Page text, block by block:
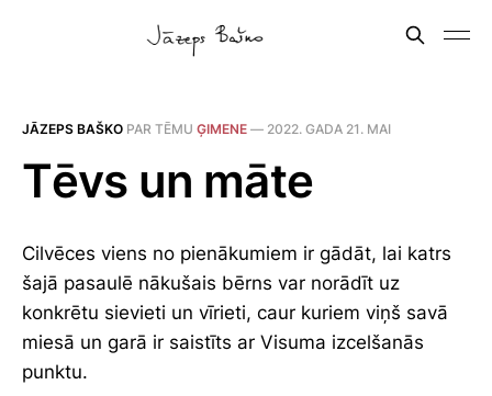
JĀZEPS BAŠKO PAR TĒMU ĢIMENE — 2022. GADA 21. MAI
Tēvs un māte
Cilvēces viens no pienākumiem ir gādāt, lai katrs
šajā pasaulē nākušais bērns var norādīt uz
konkrētu sievieti un vīrieti, caur kuriem viņš savā
miesā un garā ir saistīts ar Visuma izcelšanās
punktu.